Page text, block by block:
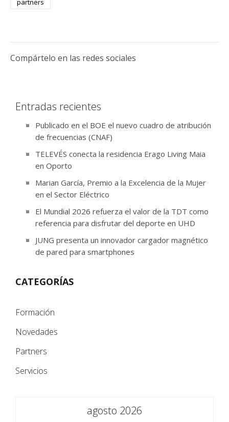
partners
Compártelo en las redes sociales
Entradas recientes
Publicado en el BOE el nuevo cuadro de atribución
de frecuencias (CNAF)
TELEVÉS conecta la residencia Erago Living Maia
en Oporto
Marian García, Premio a la Excelencia de la Mujer
en el Sector Eléctrico
El Mundial 2026 refuerza el valor de la TDT como
referencia para disfrutar del deporte en UHD
JUNG presenta un innovador cargador magnético
de pared para smartphones
CATEGORÍAS
Formación
Novedades
Partners
Servicios
agosto 2026